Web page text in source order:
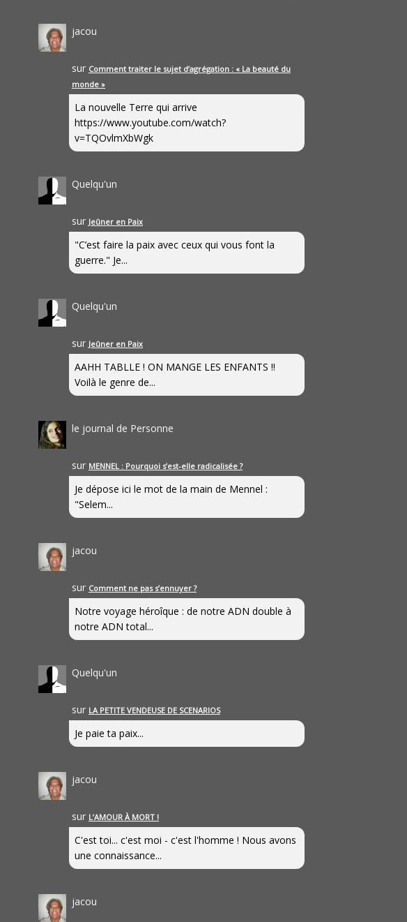
jacou
sur Comment traiter le sujet d’agrégation : « La beauté du
monde »
La nouvelle Terre qui arrive
https://www.youtube.com/watch?
v=TQOvlmXbWgk
Quelqu'un
sur Jeûner en Paix
"C’est faire la paix avec ceux qui vous font la
guerre." Je...
Quelqu'un
sur Jeûner en Paix
AAHH TABLLE ! ON MANGE LES ENFANTS !!
Voilà le genre de...
le journal de Personne
sur MENNEL : Pourquoi s’est-elle radicalisée ?
Je dépose ici le mot de la main de Mennel :
"Selem...
jacou
sur Comment ne pas s’ennuyer ?
Notre voyage héroîque : de notre ADN double à
notre ADN total...
Quelqu'un
sur LA PETITE VENDEUSE DE SCENARIOS
Je paie ta paix...
jacou
sur L’AMOUR À MORT !
C'est toi... c'est moi - c'est l'homme ! Nous avons
une connaissance...
jacou